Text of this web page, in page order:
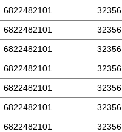
6822482101
32356
6822482101
32356
6822482101
32356
6822482101
32356
6822482101
32356
6822482101
32356
6822482101
32356